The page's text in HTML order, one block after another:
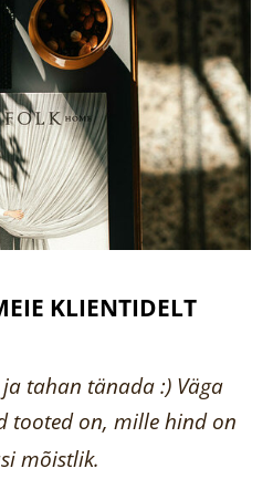
KLIENTIDELT
tahan tänada :) Väga
tooted on, mille hind on
mõistlik.